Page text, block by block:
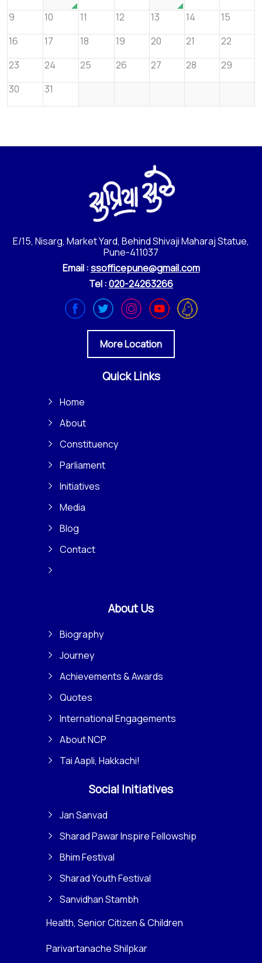
9
10 11 12 13 14
15
16
17 18 19 20 21
22
23
24 25 26 27 28
29
30
31
E/15, Nisarg, Market Yard, Behind Shivaji Maharaj Statue,
Pune-411037
Email :ssofficepune@gmail.com
Tel :020-24263266
More Location
Quick Links
Home
About
Constituency
Parliament
Initiatives
Media
Blog
Contact
About Us
Biography
Journey
Achievements & Awards
Quotes
International Engagements
About NCP
Tai Aapli, Hakkachi!
Social Initiatives
Jan Sanvad
Sharad Pawar Inspire Fellowship
Bhim Festival
Sharad Youth Festival
Sanvidhan Stambh
Health, Senior Citizen & Children
Parivartanache Shilpkar